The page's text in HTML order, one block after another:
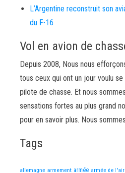
L’Argentine reconstruit son
du F-16
Vol en avion de
Depuis 2008, Nous nous
tous ceux qui ont un jour voulu se
pilote de chasse. Et nous
sensations fortes au plus grand
pour en savoir plus. Nous
Tags
allemagne armement armée armée de l'air